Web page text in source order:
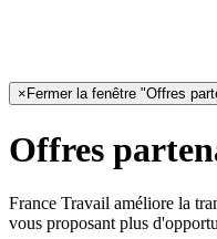
× Fermer la fenêtre "Offres
Offres
France Travail améliore la
vous proposant plus